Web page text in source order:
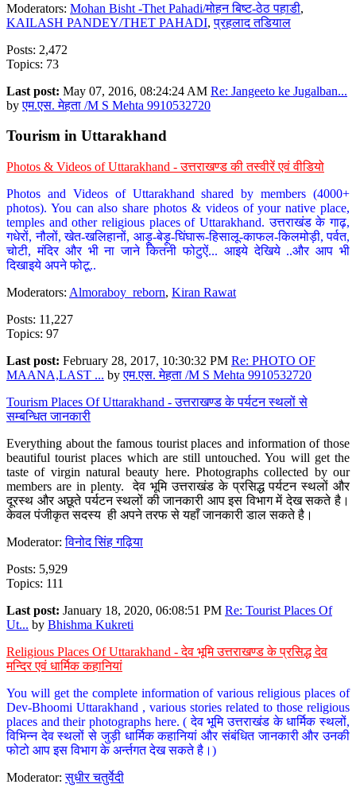
Moderators: Mohan Bisht -Thet Pahadi/मोहन बिष्ट-ठेठ पहाडी,
KAILASH PANDEY/THET PAHADI,प्रहलाद तडियाल
Posts: 2,472
Topics: 73
Last post: May 07, 2016, 08:24:24 AM Re: Jangeeto ke Jugalban...
byएम.एस. मेहता /M S Mehta 9910532720
Tourism in Uttarakhand
Photos & Videos of Uttarakhand - उत्तराखण्ड की तस्वीरें एवं वीडियो
Photos and Videos of Uttarakhand shared by members (4000+
photos). You can also share photos & videos of your native place,
temples and other religious places of Uttarakhand. उत्तराखंड के गाढ़,
गधेरों, नौलों, खेत-खलिहानों, आड़ू-बेड़ू-घिंघारू-हिसालू-काफल-किलमोड़ी, पर्वत,
चोटी, मंदिर और भी ना जाने कितनी फोटुऐं... आइये देखिये ..और आप भी
दिखाइये अपने फोटू..
Moderators: Almoraboy_reborn, Kiran Rawat
Posts: 11,227
Topics: 97
Last post: February 28, 2017, 10:30:32 PM Re: PHOTO OF
MAANA,LAST ... byएम.एस. मेहता /M S Mehta 9910532720
Tourism Places Of Uttarakhand - उत्तराखण्ड के पर्यटन स्थलों से
सम्बन्धित जानकारी
Everything about the famous tourist places and information of those
beautiful tourist places which are still untouched. You will get the
taste of virgin natural beauty here. Photographs collected by our
members are in plenty. देव भूमि उत्तराखंड के प्रसिद्ध पर्यटन स्थलों और
दूरस्थ और अछूते पर्यटन स्थलों की जानकारी आप इस विभाग में देख सकते है।
केवल पंजीकृत सदस्य ही अपने तरफ से यहाँ जानकारी डाल सकते है।
Moderator:विनोद सिंह गढ़िया
Posts: 5,929
Topics: 111
Last post: January 18, 2020, 06:08:51 PM Re: Tourist Places Of
Ut... by Bhishma Kukreti
Religious Places Of Uttarakhand - देव भूमि उत्तराखण्ड के प्रसिद्ध देव
मन्दिर एवं धार्मिक कहानियां
You will get the complete information of various religious places of
Dev-Bhoomi Uttarakhand , various stories related to those religious
places and their photographs here. ( देव भूमि उत्तराखंड के धार्मिक स्थलों,
विभिन्न देव स्थलों से जुड़ी धार्मिक कहानियां और संबंधित जानकारी और उनकी
फोटो आप इस विभाग के अर्न्तगत देख सकते है।)
Moderator:सुधीर चतुर्वेदी